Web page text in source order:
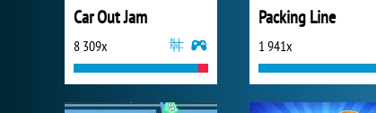
Car Out Jam
8 309x
Packing Line
1 941x